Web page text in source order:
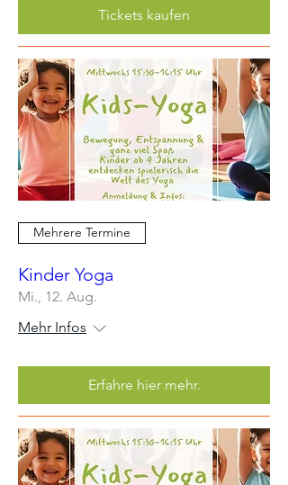
Tickets kaufen
Mehrere Termine
Kinder Yoga
Mi., 12. Aug.
Mehr Infos
Erfahre hier mehr.